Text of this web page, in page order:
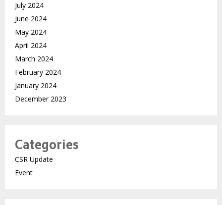
July 2024
June 2024
May 2024
April 2024
March 2024
February 2024
January 2024
December 2023
Categories
CSR Update
Event